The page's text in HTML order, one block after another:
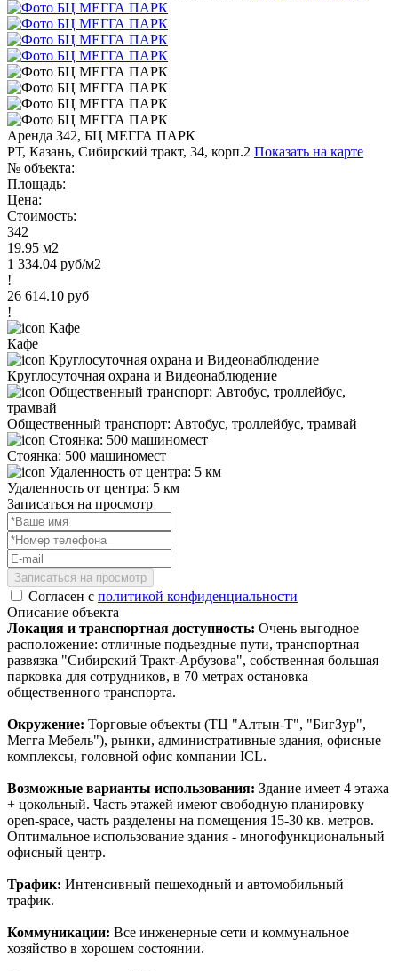
Аренда 342, БЦ МЕГГА ПАРК
РТ, Казань, Сибирский тракт, 34, корп.2 Показать на карте
№ объекта:
Площадь:
Цена:
Стоимость:
342
19.95 м2
1 334.04 руб/м2
!
26 614.10 руб
!
Кафе
Круглосуточная охрана и Видеонаблюдение
Общественный транспорт: Автобус, троллейбус, трамвай
Стоянка: 500 машиномест
Удаленность от центра: 5 км
Записаться на просмотр
Записаться на просмотр
Согласен с политикой конфиденциальности
Описание объекта
Локация и транспортная доступность: Очень выгодное
расположение: отличные подъездные пути, транспортная
развязка "Сибирский Тракт-Арбузова", собственная большая
парковка для сотрудников, в 70 метрах остановка
общественного транспорта.
Окружение: Торговые объекты (ТЦ "Алтын-Т", "БигЗур",
Мегга Мебель"), рынки, административные здания, офисные
комплексы, головной офис компании ICL.
Возможные варианты использования: Здание имеет 4 этажа
+ цокольный. Часть этажей имеют свободную планировку
open-space, часть разделены на помещения 15-30 кв. метров.
Оптимальное использование здания - многофункциональный
офисный центр.
Трафик: Интенсивный пешеходный и автомобильный
трафик.
Коммуникации: Все инженерные сети и коммунальное
хозяйство в хорошем состоянии.